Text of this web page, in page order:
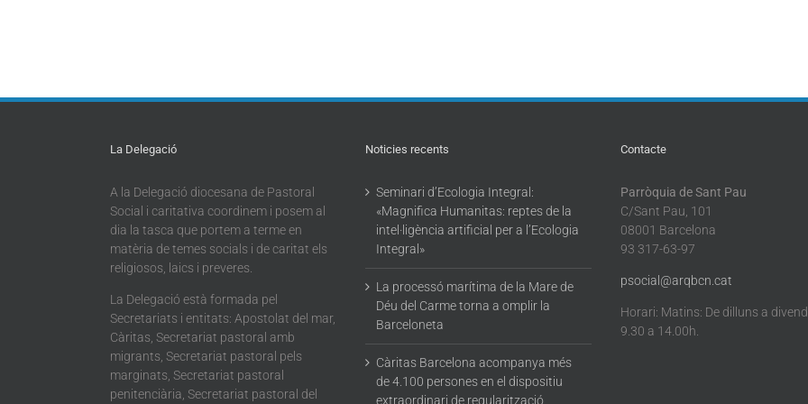
La Delegació
A la Delegació diocesana de Pastoral
Social i caritativa coordinem i posem al
dia la tasca que portem a terme en
matèria de temes socials i de caritat els
religiosos, laics i preveres.
La Delegació està formada pel
Secretariats i entitats: Apostolat del mar,
Càritas, Secretariat pastoral amb
migrants, Secretariat pastoral pels
marginats, Secretariat pastoral
penitenciària, Secretariat pastoral del
Noticies recents
Seminari d’Ecologia Integral:
«Magnifica Humanitas: reptes de la
intel·ligència artificial per a l’Ecologia
Integral»
La processó marítima de la Mare de
Déu del Carme torna a omplir la
Barceloneta
Càritas Barcelona acompanya més
de 4.100 persones en el dispositiu
extraordinari de regularització
Contacte
Parròquia de Sant Pau
C/Sant Pau, 101
08001 Barcelona
93 317-63-97
psocial@arqbcn.cat
Horari: Matins: De dilluns a
9.30 a 14.00h.